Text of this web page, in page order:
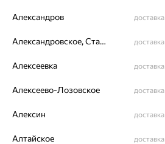
Похожие изделия
64% 64%
Александров доставка
Александровское, Ставропольский край доставка
Алексеевка доставка
Алексеево-Лозовское доставка
Алексин доставка
Алтайское доставка